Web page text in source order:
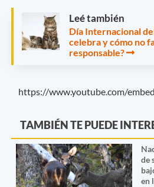
Leé también
Día Internacional
celebra y cómo no
responsable?
https://www.youtube.com/
TAMBIÉN TE PUEDE
de
en